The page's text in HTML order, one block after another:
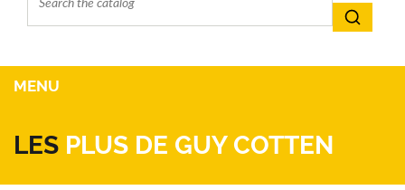
MENU
LES PLUS DE GUY COTTEN